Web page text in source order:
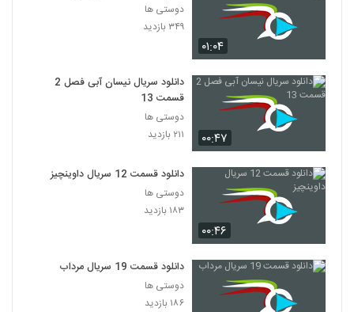
۰۱:۰۴
دوستی ها
۳۴۹ بازدید
۰۰:۴۷
دانلود سریال نیسان آبی فصل 2
قسمت 13
دوستی ها
۲۱۱ بازدید
۰۰:۴۶
دانلود قسمت 12 سریال داوینچیز
دوستی ها
۱۸۳ بازدید
دانلود قسمت 19 سریال مرداب
دوستی ها
۱۸۶ بازدید